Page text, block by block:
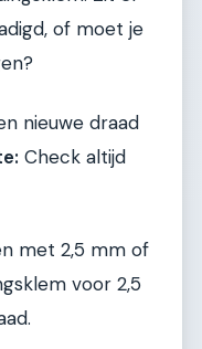
of moet je
nieuwe draad
Check altijd
met 2,5 mm of
voor 2,5